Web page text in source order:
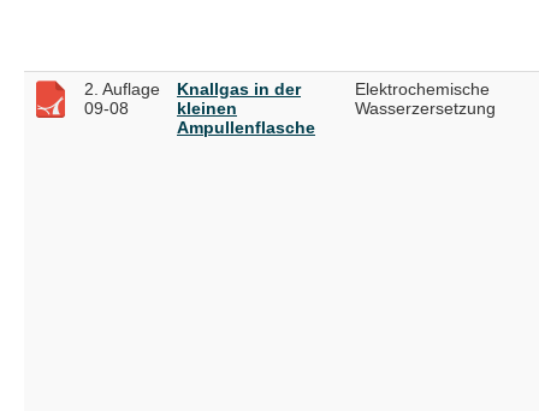
2. Auflage
09-08
Knallgas in der
kleinen
Ampullenflasche
Elektrochemische
Wasserzersetzung